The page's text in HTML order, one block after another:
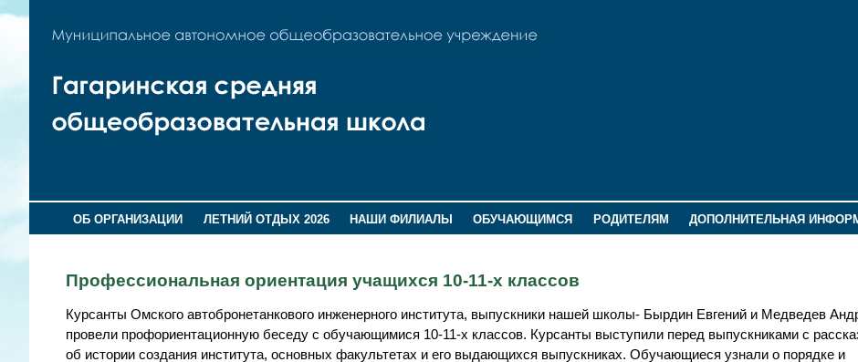
ОБ ОРГАНИЗАЦИИ ЛЕТНИЙ ОТДЫХ 2026 НАШИ ФИЛИАЛЫ ОБУЧАЮЩИМСЯ РОДИТЕЛЯМ ДОПОЛНИТЕЛЬНАЯ
Профессиональная ориентация учащихся 10-11-х классов
Курсанты Омского автобронетанкового инженерного института, выпускники нашей школы- Бырдин Евгений и Медведев
провели профориентационную беседу с обучающимися 10-11-х классов. Курсанты выступили перед выпускниками с
об истории создания института, основных факультетах и его выдающихся выпускниках. Обучающиеся узнали о порядке и